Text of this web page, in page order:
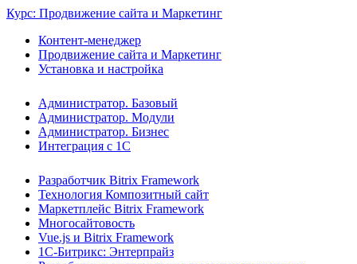
Курс: Продвижение сайта и Маркетинг
Контент-менеджер
Продвижение сайта и Маркетинг
Установка и настройка
Администратор. Базовый
Администратор. Модули
Администратор. Бизнес
Интеграция с 1С
Разработчик Bitrix Framework
Технология Композитный сайт
Маркетплейс Bitrix Framework
Многосайтовость
Vue.js и Bitrix Framework
1С-Битрикс: Энтерпрайз